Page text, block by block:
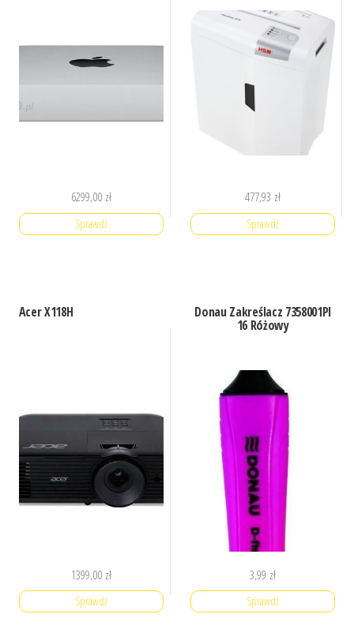
6299,00 zł
Sprawdź
477,93 zł
Sprawdź
Acer X118H
1399,00 zł
Sprawdź
Donau Zakreślacz 7358001Pl
16 Różowy
3,99 zł
Sprawdź